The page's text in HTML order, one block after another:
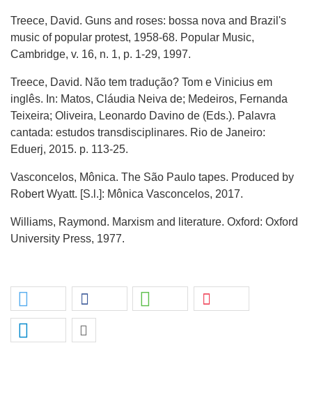
Treece, David. Guns and roses: bossa nova and Brazil's
music of popular protest, 1958-68. Popular Music,
Cambridge, v. 16, n. 1, p. 1-29, 1997.
Treece, David. Não tem tradução? Tom e Vinicius em
inglês. In: Matos, Cláudia Neiva de; Medeiros, Fernanda
Teixeira; Oliveira, Leonardo Davino de (Eds.). Palavra
cantada: estudos transdisciplinares. Rio de Janeiro:
Eduerj, 2015. p. 113-25.
Vasconcelos, Mônica. The São Paulo tapes. Produced by
Robert Wyatt. [S.l.]: Mônica Vasconcelos, 2017.
Williams, Raymond. Marxism and literature. Oxford: Oxford
University Press, 1977.